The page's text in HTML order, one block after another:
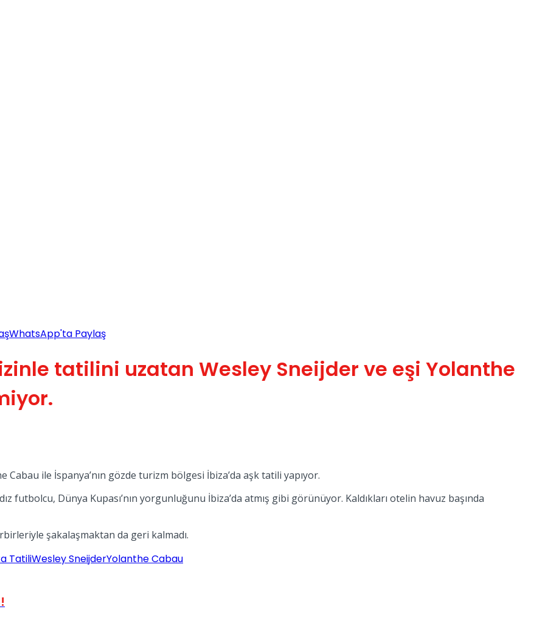
WhatsApp'ta Paylaş
izinle tatilini uzatan Wesley Sneijder ve eşi Yolanthe
Cabau ile İspanya’nın gözde turizm bölgesi İbiza’da aşk tatili yapıyor.
futbolcu, Dünya Kupası’nın yorgunluğunu İbiza’da atmış gibi görünüyor. Kaldıkları otelin havuz başında
şakalaşmaktan da geri kalmadı.
TatiliWesley SneijderYolanthe Cabau